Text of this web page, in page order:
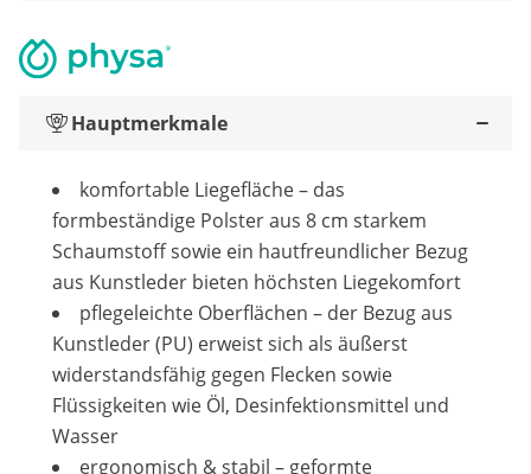
Hauptmerkmale
komfortable Liegefläche – das
formbeständige Polster aus 8 cm starkem
Schaumstoff sowie ein hautfreundlicher Bezug
aus Kunstleder bieten höchsten Liegekomfort
pflegeleichte Oberflächen – der Bezug aus
Kunstleder (PU) erweist sich als äußerst
widerstandsfähig gegen Flecken sowie
Flüssigkeiten wie Öl, Desinfektionsmittel und
Wasser
ergonomisch & stabil – geformte